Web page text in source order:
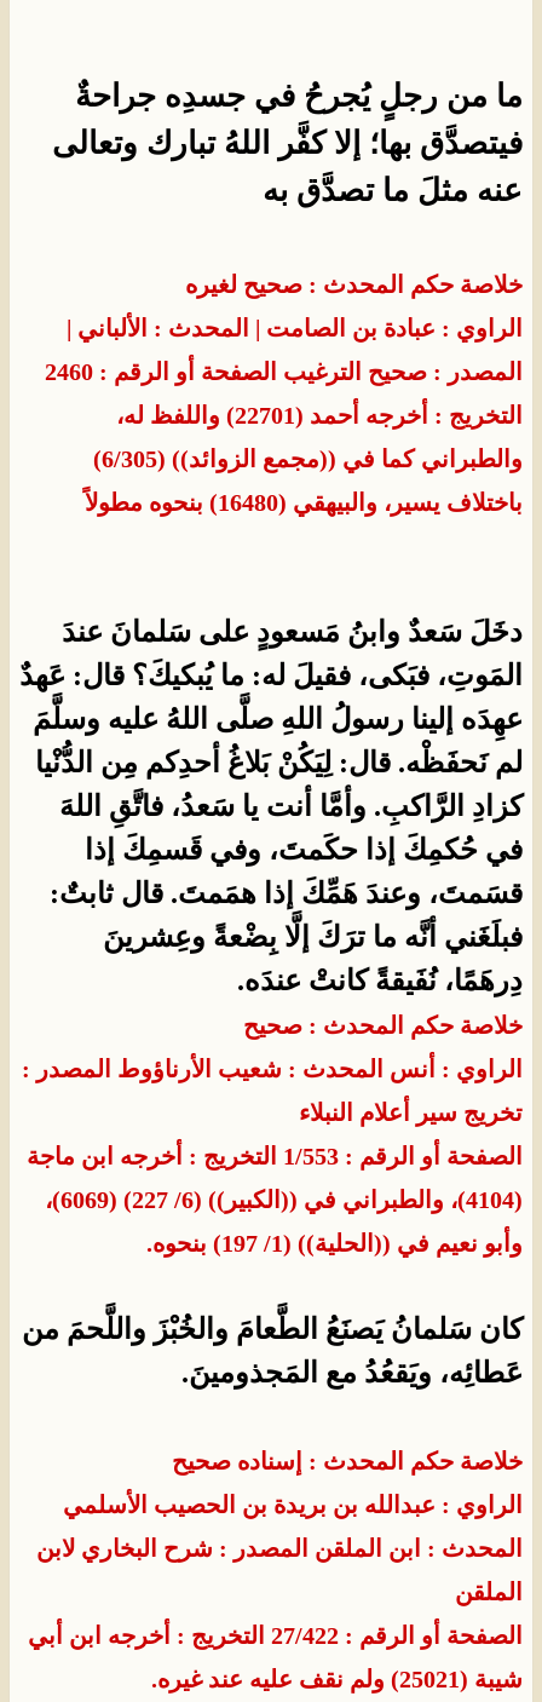
ما من رجلٍ يُجرحُ في جسدِه جراحةٌ
فيتصدَّق بها؛ إلا كفَّر اللهُ تبارك وتعالى
عنه مثلَ ما تصدَّق به
خلاصة حكم المحدث : صحيح لغيره
الراوي : عبادة بن الصامت | المحدث : الألباني |
المصدر : صحيح الترغيب الصفحة أو الرقم : 2460
التخريج : أخرجه أحمد (22701) واللفظ له،
والطبراني كما في ((مجمع الزوائد)) (6/305)
باختلاف يسير، والبيهقي (16480) بنحوه مطولاً
دخَلَ سَعدٌ وابنُ مَسعودٍ على سَلمانَ عندَ
المَوتِ، فبَكى، فقيلَ له: ما يُبكيكَ؟ قال: عَهدٌ
عهِدَه إلينا رسولُ اللهِ صلَّى اللهُ عليه وسلَّمَ
لم نَحفَظْه. قال: لِيَكُنْ بَلاغُ أحدِكم مِن الدُّنْيا
كزادِ الرَّاكبِ. وأمَّا أنت يا سَعدُ، فاتَّقِ اللهَ
في حُكمِكَ إذا حكَمتَ، وفي قَسمِكَ إذا
قسَمتَ، وعندَ هَمِّكَ إذا همَمتَ. قال ثابتٌ:
فبلَغَني أنَّه ما ترَكَ إلَّا بِضْعةً وعِشرينَ
دِرهَمًا، نُفَيقةً كانتْ عندَه.
خلاصة حكم المحدث : صحيح
الراوي : أنس المحدث : شعيب الأرناؤوط المصدر :
تخريج سير أعلام النبلاء
الصفحة أو الرقم : 1/553 التخريج : أخرجه ابن ماجة
(4104)، والطبراني في ((الكبير)) (6/ 227) (6069)،
وأبو نعيم في ((الحلية)) (1/ 197) بنحوه.
كان سَلمانُ يَصنَعُ الطَّعامَ والخُبْزَ واللَّحمَ من
عَطائِه، ويَقعُدُ مع المَجذومينَ.
خلاصة حكم المحدث : إسناده صحيح
الراوي : عبدالله بن بريدة بن الحصيب الأسلمي
المحدث : ابن الملقن المصدر : شرح البخاري لابن
الملقن
الصفحة أو الرقم : 27/422 التخريج : أخرجه ابن أبي
شيبة (25021) ولم نقف عليه عند غيره.​